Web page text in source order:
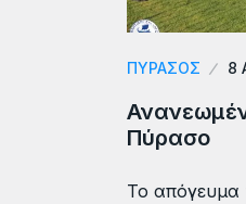
ΠΎΡΑΣΟΣ 8
Πύρασο
Το απόγευμα